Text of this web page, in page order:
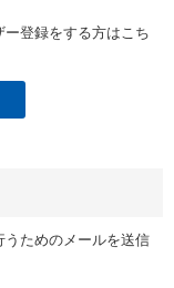
登録をする方はこち
ためのメールを送信